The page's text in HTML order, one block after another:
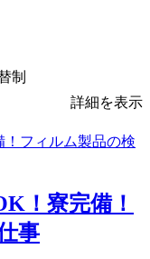
制
詳細を表示
！寮完備！
事